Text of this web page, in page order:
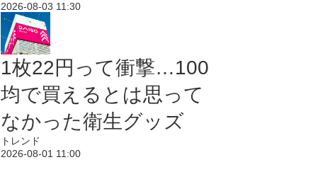
2026-08-03 11:30
1枚22円って衝撃…100
均で買えるとは思って
なかった衛生グッズ
トレンド
2026-08-01 11:00